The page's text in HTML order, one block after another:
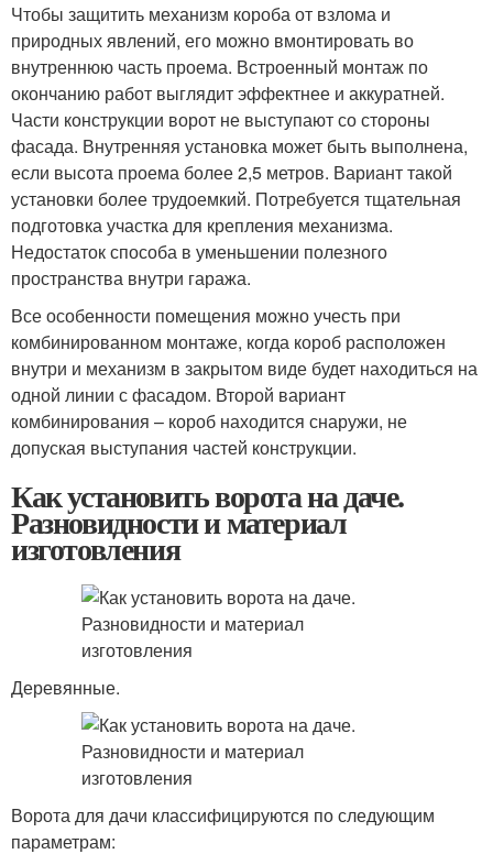
Чтобы защитить механизм короба от взлома и
природных явлений, его можно вмонтировать во
внутреннюю часть проема. Встроенный монтаж по
окончанию работ выглядит эффектнее и аккуратней.
Части конструкции ворот не выступают со стороны
фасада. Внутренняя установка может быть выполнена,
если высота проема более 2,5 метров. Вариант такой
установки более трудоемкий. Потребуется тщательная
подготовка участка для крепления механизма.
Недостаток способа в уменьшении полезного
пространства внутри гаража.
Все особенности помещения можно учесть при
комбинированном монтаже, когда короб расположен
внутри и механизм в закрытом виде будет находиться на
одной линии с фасадом. Второй вариант
комбинирования – короб находится снаружи, не
допуская выступания частей конструкции.
Как установить ворота на даче.
Разновидности и материал
изготовления
Деревянные.
Ворота для дачи классифицируются по следующим
параметрам: